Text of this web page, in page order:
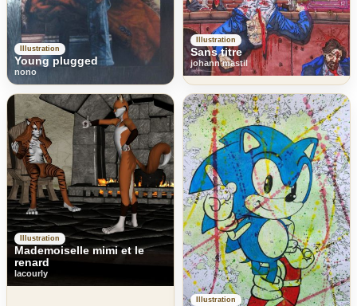
Illustration
Young plugged
nono
Illustration
Sans titre
johann mastil
Illustration
Mademoiselle mimi et le
renard
lacourly
Illustration